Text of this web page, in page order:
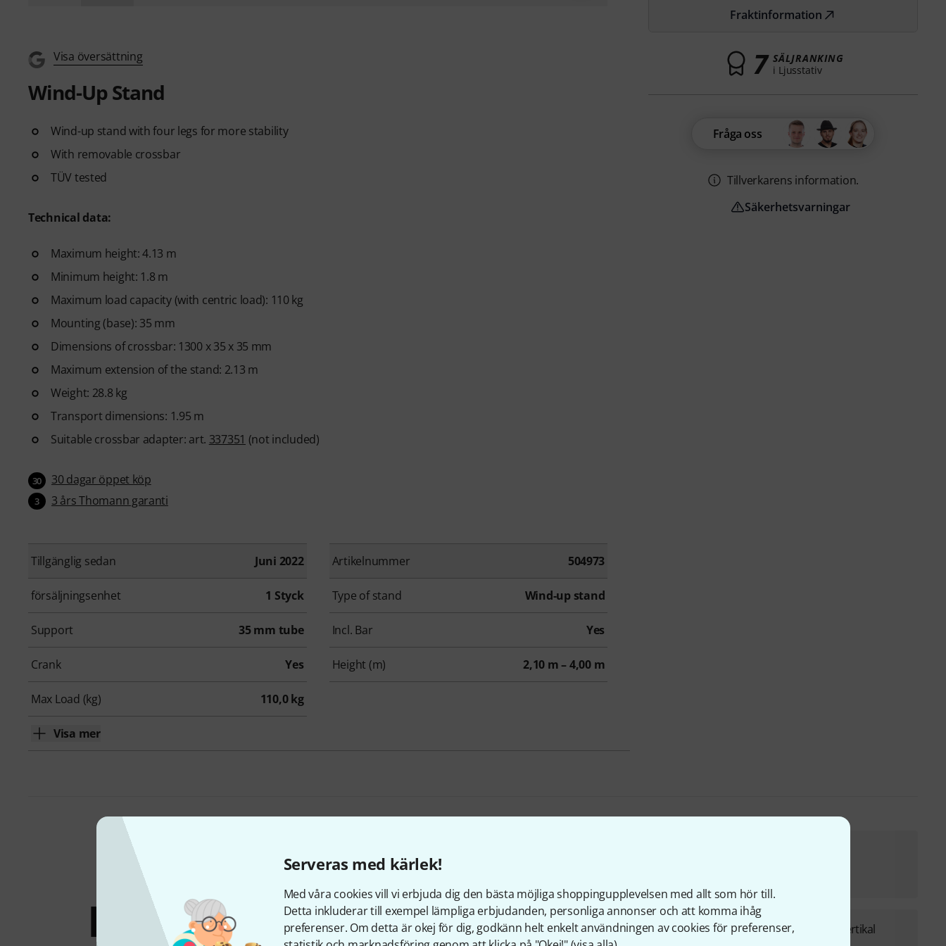
Serveras med kärlek!
Med våra cookies vill vi erbjuda dig den bästa möjliga shoppingupplevelsen med allt som hör till.
Detta inkluderar till exempel lämpliga erbjudanden, personliga annonser och att komma ihåg
preferenser. Om detta är okej för dig, godkänn helt enkelt användningen av cookies för preferenser,
Visa översättning
Wind-Up Stand
Wind-up stand with four legs for more stability
With removable crossbar
TÜV tested
Technical data:
Maximum height: 4.13 m
Minimum height: 1.8 m
Maximum load capacity (with centric load): 110 kg
Mounting (base): 35 mm
Dimensions of crossbar: 1300 x 35 x 35 mm
Maximum extension of the stand: 2.13 m
Weight: 28.8 kg
Transport dimensions: 1.95 m
Suitable crossbar adapter: art. 337351 (not included)
30 30 dagar öppet köp
3 3 års Thomann garanti
Tillgänglig sedan Juni 2022 Artikelnummer 504973
försäljningsenhet 1 Styck Type of stand Wind-up stand
Support 35 mm tube Incl. Bar Yes
Crank Yes Height (m) 2,10 m – 4,00 m
Max Load (kg) 110,0 kg
Visa mer
Fraktinformation
7 SÄLJRANKING
i Ljusstativ
Fråga oss
Tillverkarens information.
Säkerhetsvarningar
Paket och
3 222 kr
Skapa ett eget paket Roadworx Wind Up 100-4 Bundle Vertikal